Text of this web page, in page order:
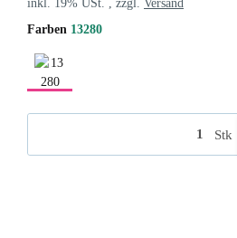
inkl. 19% USt. , zzgl. Versand
Farben 13280
Stk